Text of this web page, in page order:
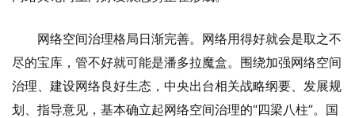
网络空间治理格局日渐完善。网络用得好就会是取之不
尽的宝库，管不好就可能是潘多拉魔盒。围绕加强网络空间
治理、建设网络良好生态，中央出台相关战略纲要、发展规
划、指导意见，基本确立起网络空间治理的“四梁八柱”。国